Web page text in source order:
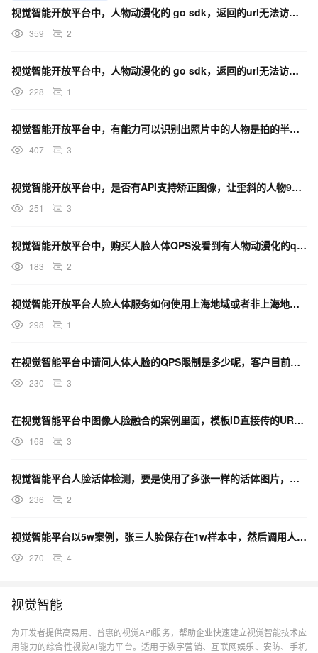
视觉智能开放平台中，人物动漫化的 go sdk，返回的url无法访问是什么原因？
359 2
视觉智能开放平台中，人物动漫化的 go sdk，返回的url无法访问是什么原因？
228 1
视觉智能开放平台中，有能力可以识别出照片中的人物是拍的半身照还是全身照吗？
407 3
视觉智能开放平台中，是否有API支持矫正图像，让歪斜的人物90度垂直？
251 3
视觉智能开放平台中，购买人脸人体QPS没看到有人物动漫化的qps增加的选项是没有开放服务吗？
183 2
视觉智能开放平台人脸人体服务如何使用上海地域或者非上海地域OSS链接生成文件URL
298 1
在视觉智能平台中请问人体人脸的QPS限制是多少呢，客户目前的场景主要是使用 人体姿态关键点 ？
230 3
在视觉智能平台中图像人脸融合的案例里面，模板ID直接传的URL，可以这样用吗？
168 3
视觉智能平台人脸活体检测，要是使用了多张一样的活体图片，这种情况是不是我就判断不了他在作弊了吖？
236 2
视觉智能平台以5w案例，张三人脸保存在1w样本中，然后调用人脸搜，接口大概多少时间能返回结果？
270 4
视觉智能
为开发者提供高易用、普惠的视觉API服务，帮助企业快速建立视觉智能技术应
用能力的综合性视觉AI能力平台。适用于数字营销、互联网娱乐、安防、手机